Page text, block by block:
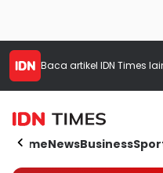
Baca artikel IDN Times
HomeNewsBusiness